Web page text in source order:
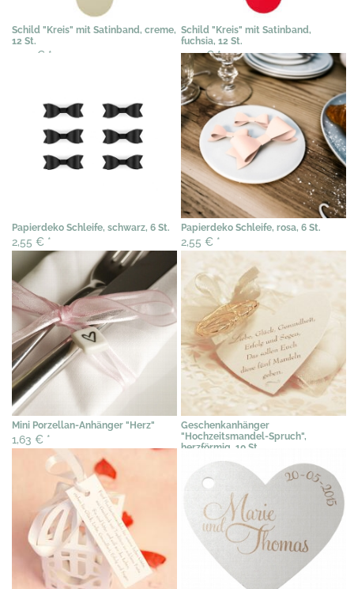
Schild "Kreis" mit Satinband, creme,
12 St.
3,54 € *
Schild "Kreis" mit Satinband,
fuchsia, 12 St.
3,54 €*
Papierdeko Schleife, schwarz, 6 St.
2,55 € *
Papierdeko Schleife, rosa, 6 St.
2,55 € *
Mini Porzellan-Anhänger "Herz"
1,63 € *
Geschenkanhänger
"Hochzeitsmandel-Spruch",
herzförmig, 10 St.
*